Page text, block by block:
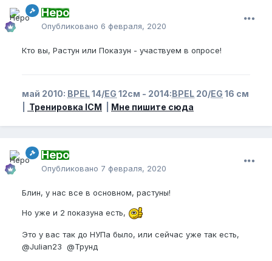
Неро
Опубликовано 6 февраля, 2020
Кто вы, Растун или Показун - участвуем в опросе!
май 2010: BPEL14/EG 12см - 2014:BPEL 20/EG 16 см
Тренировка ICM Мне пишите сюда
Неро
Опубликовано 7 февраля, 2020
Блин, у нас все в основном, растуны!
Но уже и 2 показуна есть,
Это у вас так до НУПа было, или сейчас уже так есть,
@Julian23 @Трунд